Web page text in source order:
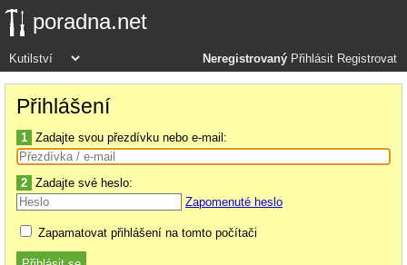
poradna.net
Neregistrovaný Přihlásit Registrovat
Přihlášení
1 Zadajte svou přezdívku nebo e-mail:
2 Zadajte své heslo:
Zapomenuté heslo
Zapamatovat přihlášení na tomto počítači